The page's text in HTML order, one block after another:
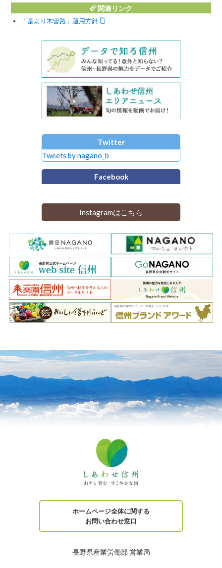
関連リンク
「是より木曽路」運用方針
Twitter
Tweets by nagano_b
Facebook
Instagramはこちら
ホームページ全体に関する
お問い合わせ窓口
長野県産業労働部 営業局